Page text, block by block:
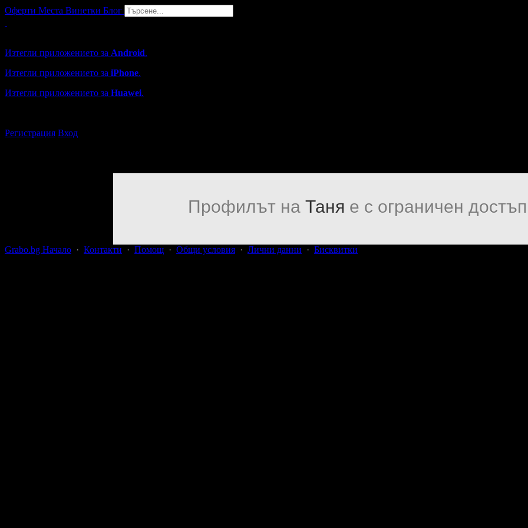
Оферти Места Винетки Блог
Изтегли приложението за Android.
Изтегли приложението за iPhone.
Изтегли приложението за Huawei.
Регистрация Вход
Профилът на Таня е с ограничен
Grabo.bg Начало · Контакти · Помощ · Общи условия · Лични данни · Бисквитки